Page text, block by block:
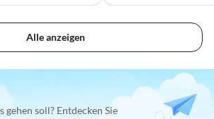
Alle anzeigen
gehen soll? Entdecken Sie